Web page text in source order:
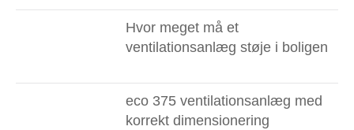
Hvor meget må et
ventilationsanlæg støje i boligen
eco 375 ventilationsanlæg med
korrekt dimensionering